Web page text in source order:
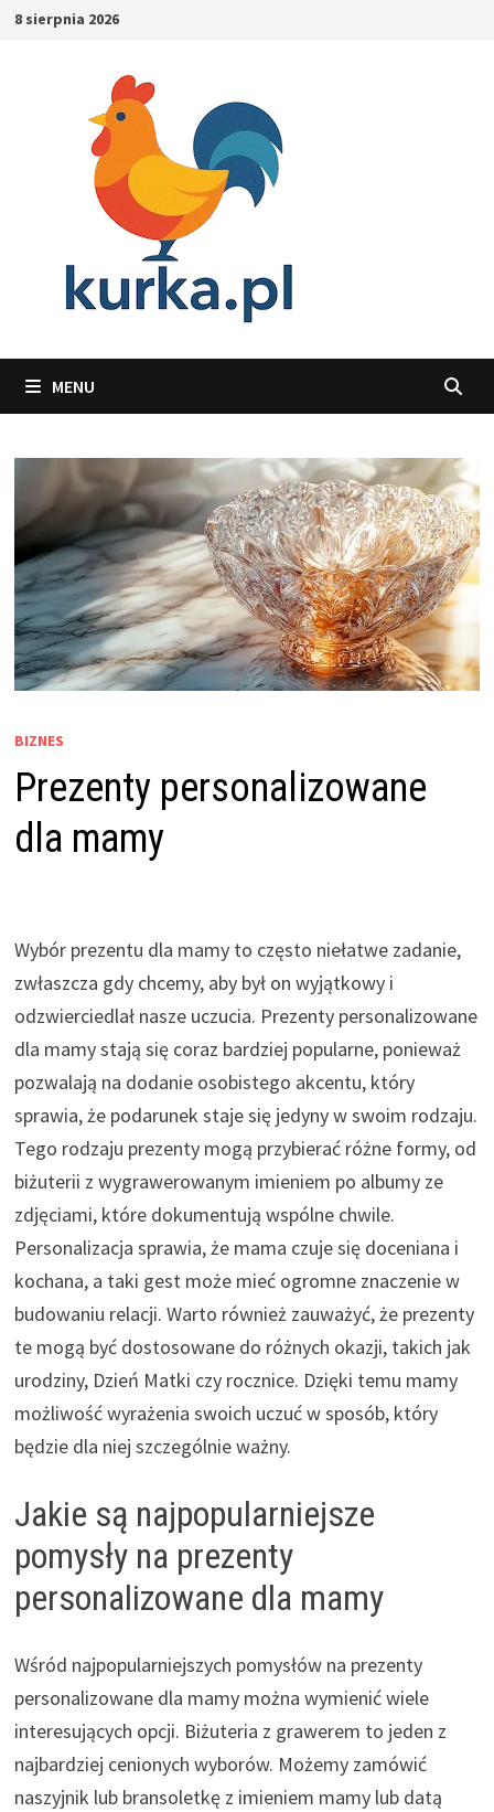
Skip8 sierpnia 2026
MENU
BIZNES
Prezenty personalizowane
dla mamy
Wybór prezentu dla mamy to często niełatwe zadanie,
zwłaszcza gdy chcemy, aby był on wyjątkowy i
odzwierciedlał nasze uczucia. Prezenty personalizowane
dla mamy stają się coraz bardziej popularne, ponieważ
pozwalają na dodanie osobistego akcentu, który
sprawia, że podarunek staje się jedyny w swoim rodzaju.
Tego rodzaju prezenty mogą przybierać różne formy, od
biżuterii z wygrawerowanym imieniem po albumy ze
zdjęciami, które dokumentują wspólne chwile.
Personalizacja sprawia, że mama czuje się doceniana i
kochana, a taki gest może mieć ogromne znaczenie w
budowaniu relacji. Warto również zauważyć, że prezenty
te mogą być dostosowane do różnych okazji, takich jak
urodziny, Dzień Matki czy rocznice. Dzięki temu mamy
możliwość wyrażenia swoich uczuć w sposób, który
będzie dla niej szczególnie ważny.
Jakie są najpopularniejsze
pomysły na prezenty
personalizowane dla mamy
Wśród najpopularniejszych pomysłów na prezenty
personalizowane dla mamy można wymienić wiele
interesujących opcji. Biżuteria z grawerem to jeden z
najbardziej cenionych wyborów. Możemy zamówić
naszyjnik lub bransoletkę z imieniem mamy lub datą